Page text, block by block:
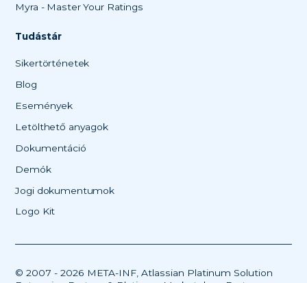
Myra - Master Your Ratings
Tudástár
Sikertörténetek
Blog
Események
Letölthető anyagok
Dokumentáció
Demók
Jogi dokumentumok
Logo Kit
© 2007 - 2026 META-INF, Atlassian Platinum Solution